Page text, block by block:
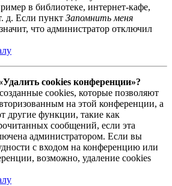
в библиотеке, интернет-кафе,
д. Если пункт Запомнить меня
значит, что администратор отключил
cookies конференции»?
cookies, которые позволяют
на этой конференции, а
другие функции, такие как
сообщений, если эта
администратором. Если вы
с входом на конференцию или
возможно, удаление cookies